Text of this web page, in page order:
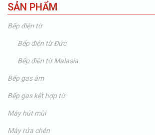
SẢN PHẨM
Bếp điện từ
Bếp điện từ Đức
Bếp điện từ Malasia
Bếp gas âm
Bếp gas kết hợp từ
Máy hút mùi
Máy rửa chén